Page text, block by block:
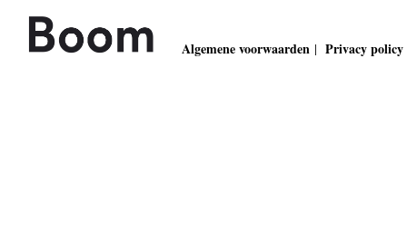
Algemene voorwaarden | Privacy policy